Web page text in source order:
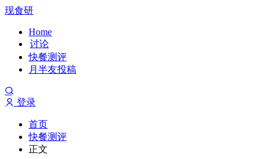
现食研
Home
讨论
快餐测评
月半友投稿
登录
首页
快餐测评
正文